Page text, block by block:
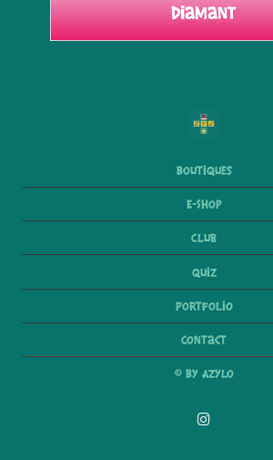
Diamant
Boutiques
E-Shop
Club
Quiz
Portfolio
Contact
© By Azylo